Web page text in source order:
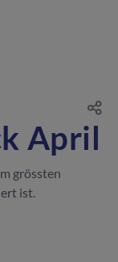
April
grössten
ist.